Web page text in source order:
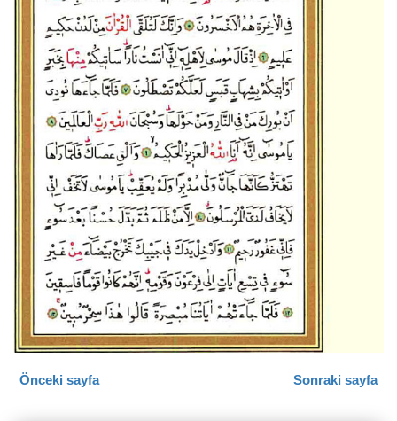
Önceki sayfa Sonraki sayfa